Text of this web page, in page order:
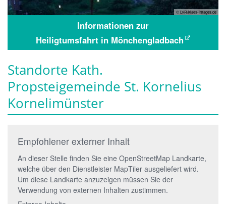
© LVR/klaes-images.de
Informationen zur
Heiligtumsfahrt in Mönchengladbach
Standorte Kath.
Propsteigemeinde St. Kornelius
Kornelimünster
Empfohlener externer Inhalt
An dieser Stelle finden Sie eine OpenStreetMap Landkarte,
welche über den Dienstleister MapTiler ausgeliefert wird.
Um diese Landkarte anzuzeigen müssen Sie der
Verwendung von externen Inhalten zustimmen.